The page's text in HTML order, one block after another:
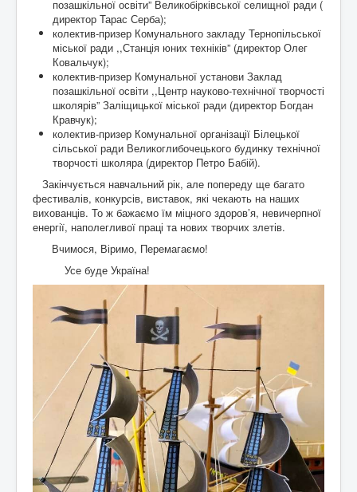
позашкільної освіти” Великобірківської селищної ради (
директор Тарас Серба);
колектив-призер Комунального закладу Тернопільської
міської ради ,,Станція юних техніків” (директор Олег
Ковальчук);
колектив-призер Комунальної установи Заклад
позашкільної освіти ,,Центр науково-технічної творчості
школярів” Заліщицької міської ради (директор Богдан
Кравчук);
колектив-призер Комунальної організації Білецької
сільської ради Великоглибочецького будинку технічної
творчості школяра (директор Петро Бабій).
Закінчується навчальний рік, але попереду ще багато
фестивалів, конкурсів, виставок, які чекають на наших
вихованців. То ж бажаємо їм міцного здоров’я, невичерпної
енергії, наполегливої праці та нових творчих злетів.
Вчимося, Віримо, Перемагаємо!
Усе буде Україна!